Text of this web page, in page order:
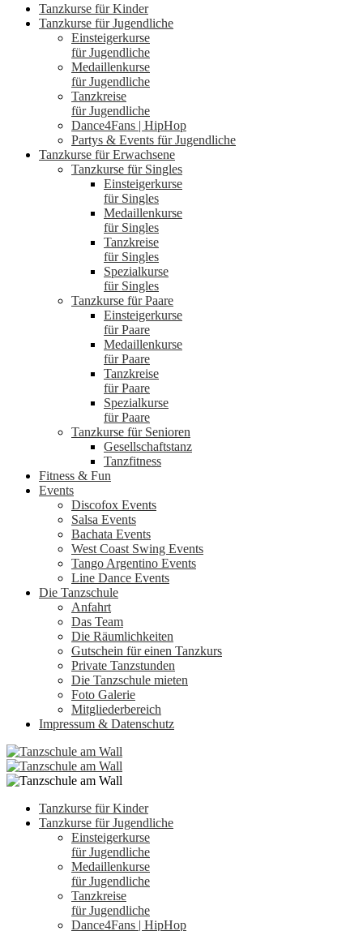
Tanzkurse für Kinder
Tanzkurse für Jugendliche
Einsteigerkurse
für Jugendliche
Medaillenkurse
für Jugendliche
Tanzkreise
für Jugendliche
Dance4Fans | HipHop
Partys & Events für Jugendliche
Tanzkurse für Erwachsene
Tanzkurse für Singles
Einsteigerkurse
für Singles
Medaillenkurse
für Singles
Tanzkreise
für Singles
Spezialkurse
für Singles
Tanzkurse für Paare
Einsteigerkurse
für Paare
Medaillenkurse
für Paare
Tanzkreise
für Paare
Spezialkurse
für Paare
Tanzkurse für Senioren
Gesellschaftstanz
Tanzfitness
Fitness & Fun
Events
Discofox Events
Salsa Events
Bachata Events
West Coast Swing Events
Tango Argentino Events
Line Dance Events
Die Tanzschule
Anfahrt
Das Team
Die Räumlichkeiten
Gutschein für einen Tanzkurs
Private Tanzstunden
Die Tanzschule mieten
Foto Galerie
Mitgliederbereich
Impressum & Datenschutz
Tanzkurse für Kinder
Tanzkurse für Jugendliche
Einsteigerkurse
für Jugendliche
Medaillenkurse
für Jugendliche
Tanzkreise
für Jugendliche
Dance4Fans | HipHop